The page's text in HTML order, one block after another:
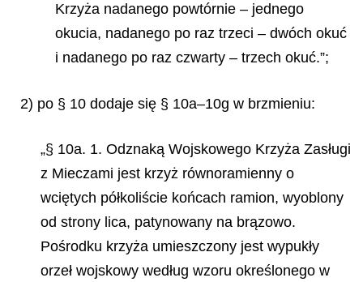
Krzyża nadanego powtórnie – jednego
okucia, nadanego po raz trzeci – dwóch okuć
i nadanego po raz czwarty – trzech okuć.”;
2) po § 10 dodaje się § 10a–10g w brzmieniu:
„§ 10a. 1. Odznaką Wojskowego Krzyża Zasługi
z Mieczami jest krzyż równoramienny o
wciętych półkoliście końcach ramion, wyoblony
od strony lica, patynowany na brązowo.
Pośrodku krzyża umieszczony jest wypukły
orzeł wojskowy według wzoru określonego w